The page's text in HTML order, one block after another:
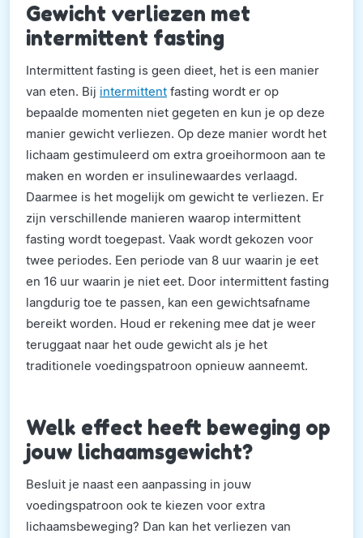
Gewicht verliezen met
intermittent fasting
Intermittent fasting is geen dieet, het is een manier
van eten. Bij intermittent fasting wordt er op
bepaalde momenten niet gegeten en kun je op deze
manier gewicht verliezen. Op deze manier wordt het
lichaam gestimuleerd om extra groeihormoon aan te
maken en worden er insulinewaardes verlaagd.
Daarmee is het mogelijk om gewicht te verliezen. Er
zijn verschillende manieren waarop intermittent
fasting wordt toegepast. Vaak wordt gekozen voor
twee periodes. Een periode van 8 uur waarin je eet
en 16 uur waarin je niet eet. Door intermittent fasting
langdurig toe te passen, kan een gewichtsafname
bereikt worden. Houd er rekening mee dat je weer
teruggaat naar het oude gewicht als je het
traditionele voedingspatroon opnieuw aanneemt.
Welk effect heeft beweging op
jouw lichaamsgewicht?
Besluit je naast een aanpassing in jouw
voedingspatroon ook te kiezen voor extra
lichaamsbeweging? Dan kan het verliezen van